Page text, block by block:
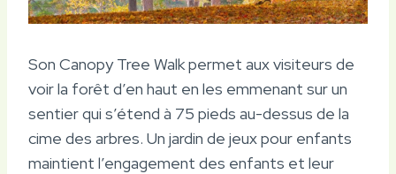
Son Canopy Tree Walk permet aux visiteurs de
voir la forêt d’en haut en les emmenant sur un
sentier qui s’étend à 75 pieds au-dessus de la
cime des arbres. Un jardin de jeux pour enfants
maintient l’engagement des enfants et leur